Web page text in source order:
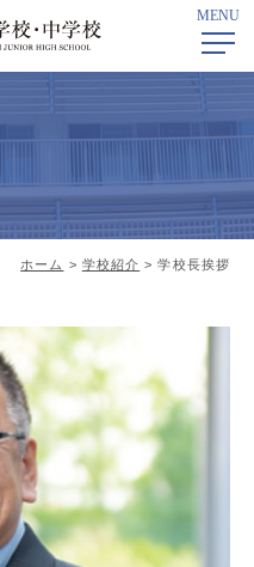
MENU
ホーム > 学校紹介 > 学校長挨拶